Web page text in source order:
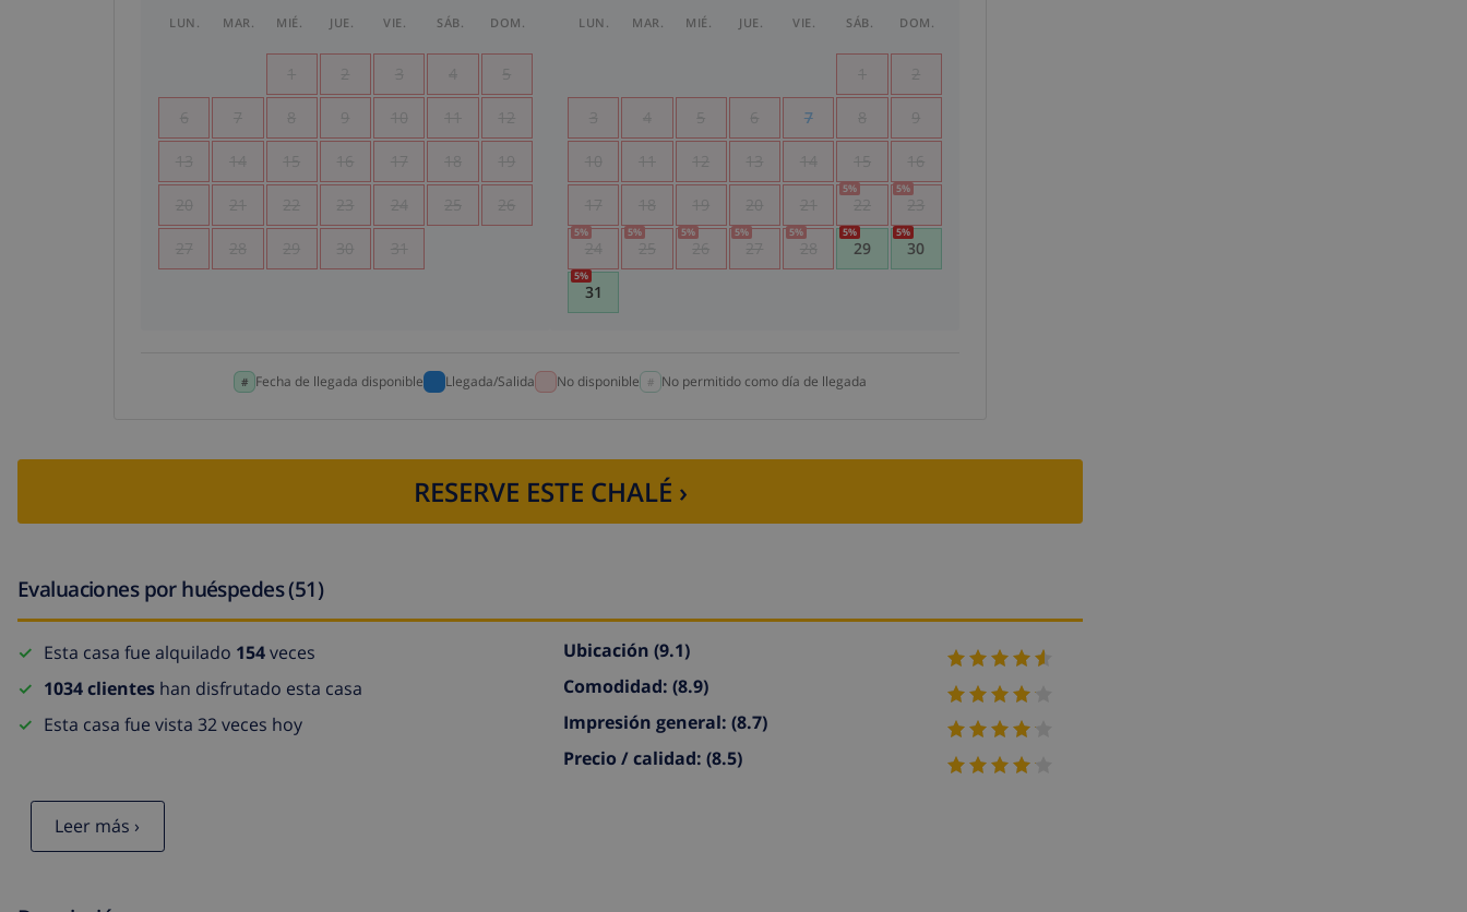
LUN. MAR. MIÉ. JUE. VIE. SÁB. DOM.
1 2 3 4 5
6 7 8 9 10 11 12
13 14 15 16 17 18 19
20 21 22 23 24 25 26
27 28 29 30 31
LUN. MAR. MIÉ. JUE. VIE. SÁB. DOM.
1 2
3 4 5 6 7 8 9
10 11 12 13 14 15 16
17 18 19 20 21 22
5%
23
5%
24
5%
25
5%
26
5%
27
5%
28
5%
29
5%
30
5%
31
5%
Fecha de llegada disponible Llegada/Salida No disponible No permitido como día de llegada
RESERVE ESTE CHALÉ ›
Evaluaciones por huéspedes (51)
Esta casa fue alquilado 154veces
1034 clientes han disfrutado esta casa
Esta casa fue vista 32 veces hoy
Ubicación (9.1)
Comodidad: (8.9)
Impresión general: (8.7)
Precio / calidad: (8.5)
Leer más ›